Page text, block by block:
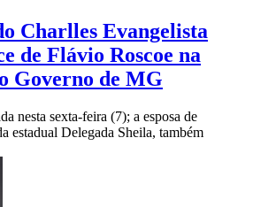
Charlles Evangelista
de Flávio Roscoe na
Governo de MG
nesta sexta-feira (7); a esposa de
estadual Delegada Sheila, também